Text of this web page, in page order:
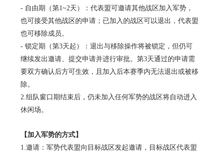
- 自由期（第1~2天）：代表盟可邀请其他战区加入军势，
也可接受其他战区的申请；已加入的战区可以退出，代表盟
也可移除成员。
- 锁定期（第3天起）：退出与移除操作将被锁定，但仍可
继续发出邀请、提交申请并进行审批。第3天通过的申请需
要双方确认后方可生效，且加入后本赛季内无法退出或被移
除。
2.组队窗口期结束后，仍未加入任何军势的战区将自动进入
休闲场。
【加入军势的方式】
1.邀请：军势代表盟向目标战区发起邀请，目标战区代表盟